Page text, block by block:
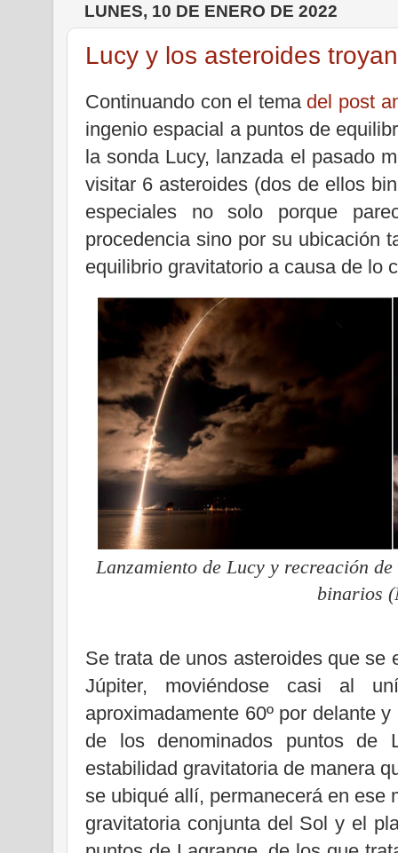
LUNES, 10 DE ENERO DE 2022
Lucy y los asteroides
Continuando con el tema del post
ingenio espacial a puntos de
la sonda Lucy, lanzada el pasado
visitar 6 asteroides (dos de ellos
especiales no solo porque
procedencia sino por su ubicación
equilibrio gravitatorio a causa de lo
Lanzamiento de Lucy y recreación
binarios
Se trata de unos asteroides que se
Júpiter, moviéndose casi al
aproximadamente 60º por delante
de los denominados puntos de
estabilidad gravitatoria de manera
se ubiqué allí, permanecerá en ese
gravitatoria conjunta del Sol y el